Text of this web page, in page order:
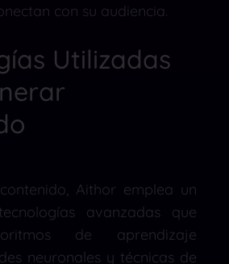
con su audiencia.
Utilizadas
Aithor emplea un
avanzadas que
de aprendizaje
neuronales y técnicas de